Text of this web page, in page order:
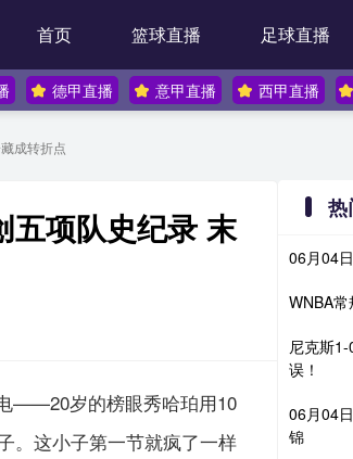
首页 篮球直播 足球直播
德甲直播 意甲直播 西甲直播
成转折点
五项队史纪录 末
——20岁的榜眼秀哈珀用10
。这小子第一节就疯了一样
热
06月04
WNBA
尼克斯
误！
06月04
锦